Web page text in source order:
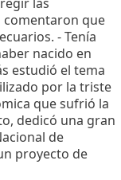
comentaron que
- Tenía
nacido en
estudió el tema
por la triste
que sufrió la
dedicó una gran
de
proyecto de